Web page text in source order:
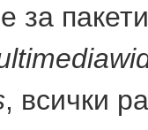
за
, всички